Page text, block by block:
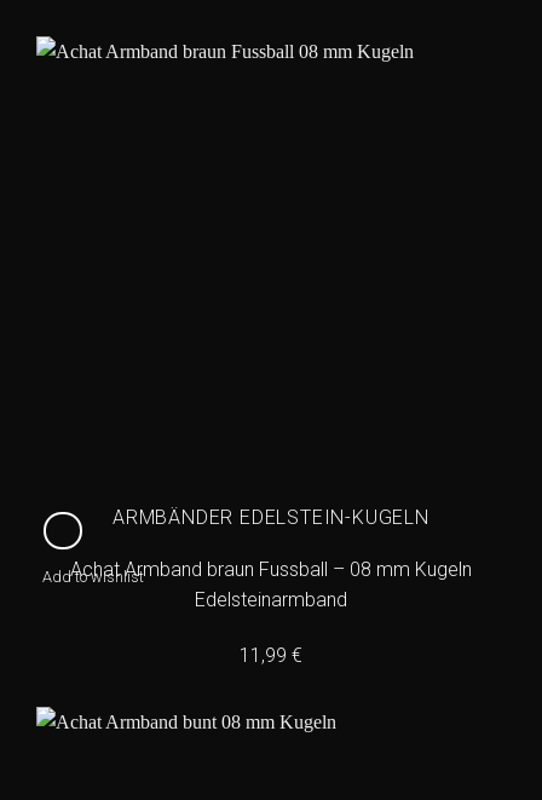
Add to wishlist
ARMBÄNDER EDELSTEIN-KUGELN
Achat Armband braun Fussball – 08 mm Kugeln
Edelsteinarmband
11,99 €